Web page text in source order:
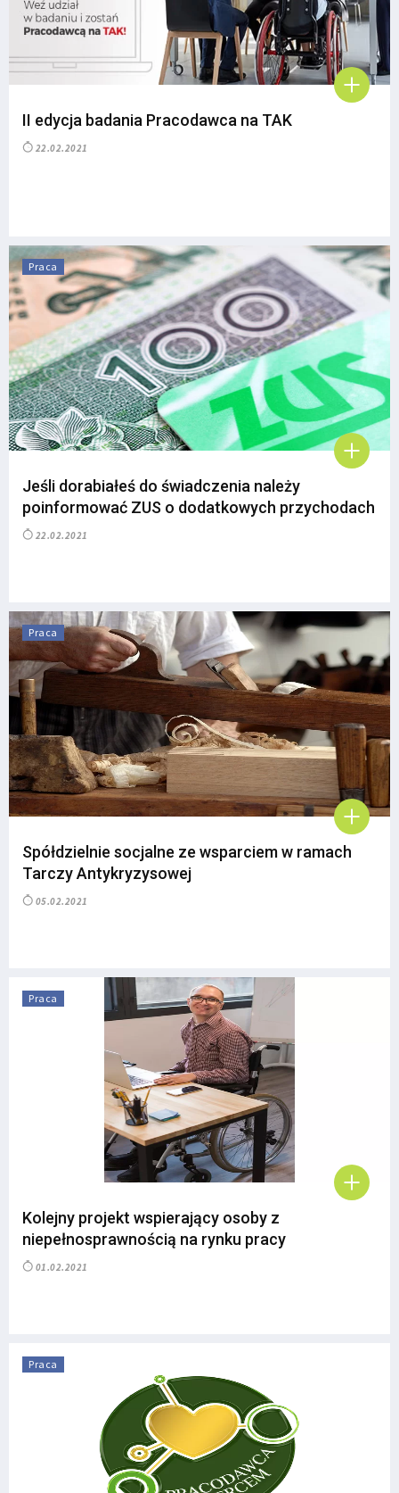
II edycja badania Pracodawca na TAK
22.02.2021
Praca
Jeśli dorabiałeś do świadczenia należy
poinformować ZUS o dodatkowych przychodach
22.02.2021
Praca
Spółdzielnie socjalne ze wsparciem w ramach
Tarczy Antykryzysowej
05.02.2021
Praca
Kolejny projekt wspierający osoby z
niepełnosprawnością na rynku pracy
01.02.2021
Praca